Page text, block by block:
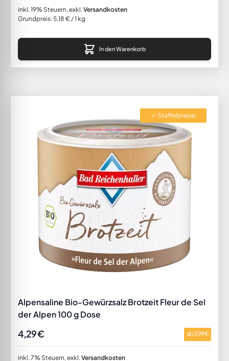
inkl. 19% Steuern,exkl.Versandkosten
Grundpreis:5,18 €/ 1 kg
In den Warenkorb
✓ Staffelpreise
Alpensaline Bio-Gewürzsalz Brotzeit Fleur de Sel
der Alpen 100 g Dose
4,29 € ab3,99 €
inkl. 7% Steuern,exkl.Versandkosten